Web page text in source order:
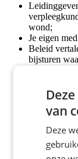
wond;
Je eigen
Beleid
bijsturen
scholingen;
Initiëren en
Maken van
Fungeren
van
Deze